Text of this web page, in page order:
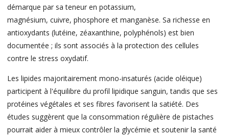
démarque par sa teneur en potassium,
magnésium, cuivre, phosphore et manganèse. Sa richesse en
antioxydants (lutéine, zéaxanthine, polyphénols) est bien
documentée ; ils sont associés à la protection des cellules
contre le stress oxydatif.
Les lipides majoritairement mono-insaturés (acide oléique)
participent à l'équilibre du profil lipidique sanguin, tandis que ses
protéines végétales et ses fibres favorisent la satiété. Des
études suggèrent que la consommation régulière de pistaches
pourrait aider à mieux contrôler la glycémie et soutenir la santé